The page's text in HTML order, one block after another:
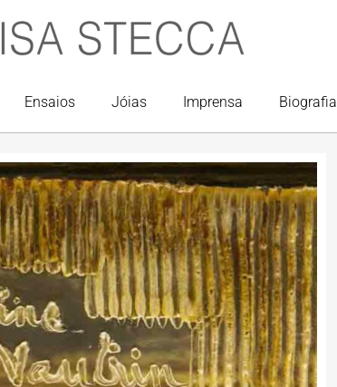
Ensaios Jóias Imprensa Biografia